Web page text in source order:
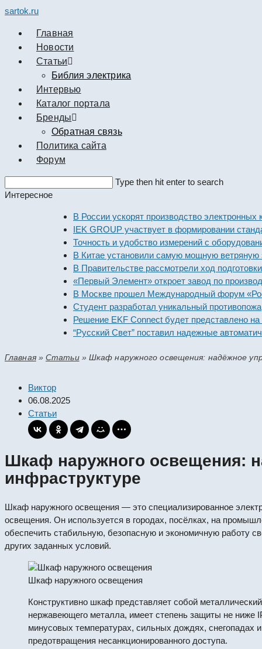
sartok.ru
Главная
Новости
Cтатьи
Библия электрика
Интервью
Каталог портала
Бренды
Обратная связь
Политика сайта
Форум
this
Type then hit enter to search
Интересное
В России ускорят производство электронных
IEK GROUP участвует в формировании
Точность и удобство измерений с оборудованием
В Китае установили самую мощную ветряную
В Правительстве рассмотрели ход подготовки
«Первый Элемент» откроет завод по
В Москве прошел Международный форум
Студент разработал уникальный
Решение EKF Connect будет представлено на
“Русский Свет” поставил надежные
Главная»Статьи» Шкаф наружного освещения: надёжное
Виктор
06.08.2025
Статьи
Шкаф наружного освещения:
инфраструктуре
Шкаф наружного освещения — это специализированное
освещения. Он используется в городах, посёлках, на
обеспечить стабильную, безопасную и экономичную работу
других заданных условий.
Шкаф наружного освещения
Конструктивно шкаф представляет собой
нержавеющего металла, имеет степень защиты не ниже
минусовых температурах, сильных дождях, снегопадах
предотвращения несанкционированного доступа.